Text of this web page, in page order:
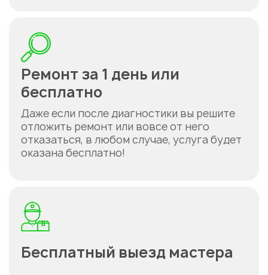
Ремонт за 1 день или
бесплатно
Даже если после диагностики вы решите
отложить ремонт или вовсе от него
отказаться, в любом случае, услуга будет
оказана бесплатно!
Бесплатный выезд мастера